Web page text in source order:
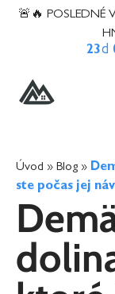
content
🚨🔥 POSLEDNÉ
23d
Úvod » Blog »
ste počas jej